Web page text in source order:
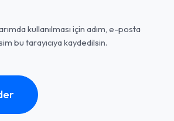
kullanılması için adım, e-posta
bu tarayıcıya kaydedilsin.